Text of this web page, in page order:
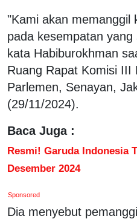
"Kami akan memanggil
pada kesempatan
kata Habiburokhman
Ruang Rapat Komisi III
Parlemen, Senayan,
(29/11/2024).
Baca Juga :
Resmi! Garuda Indonesia
Desember 2024
Sponsored
Dia menyebut